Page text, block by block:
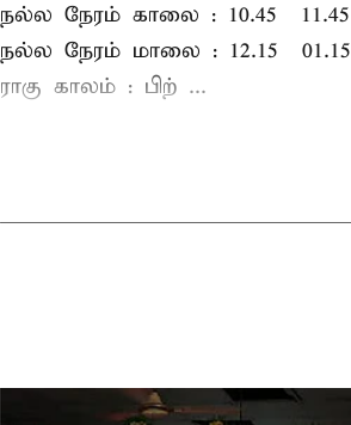
நல்ல நேரம் காலை : 10.45 – 11.45
நல்ல நேரம் மாலை : 12.15 – 01.15
ராகு காலம் : பிற் ...